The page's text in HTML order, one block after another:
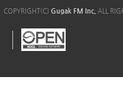
COPYRIGHT(C) Gugak FM Inc. ALL